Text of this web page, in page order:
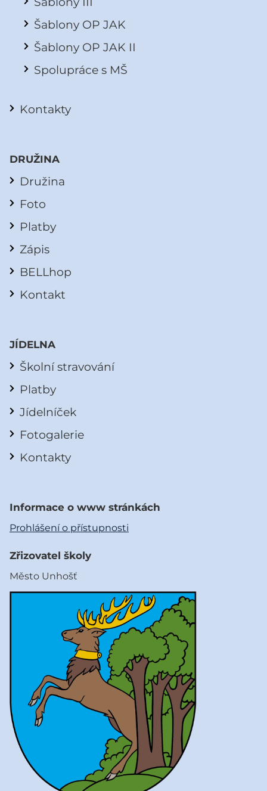
Šablony OP JAK
Šablony OP JAK II
Spolupráce s MŠ
Kontakty
DRUŽINA
Družina
Foto
Platby
Zápis
BELLhop
Kontakt
JÍDELNA
Školní stravování
Platby
Jídelníček
Fotogalerie
Kontakty
Informace o www stránkách
Prohlášení o přístupnosti
Zřizovatel školy
Město Unhošť